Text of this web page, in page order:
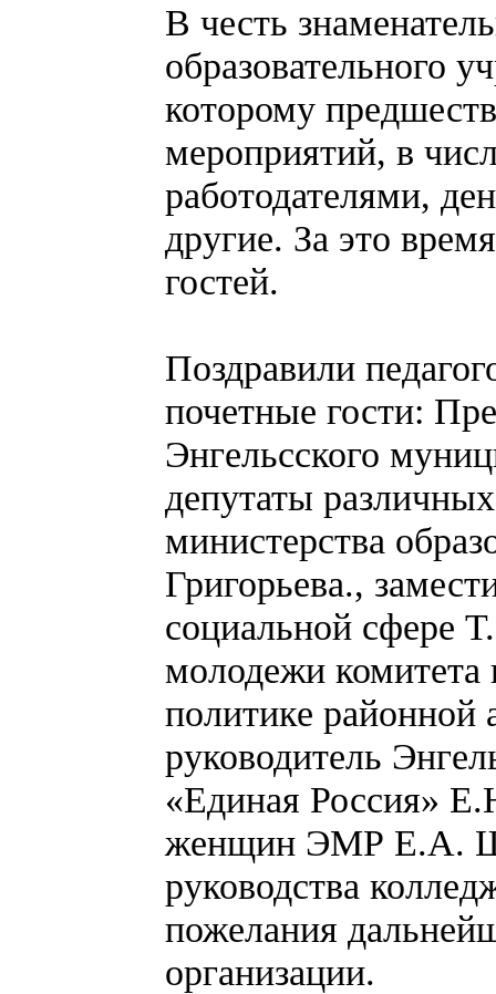
В честь
образовательного
которому
мероприятий, в
работодателями,
другие. За это
гостей.
Поздравили
почетные гости:
Энгельсского
депутаты
министерства
Григорьева.,
социальной сфере
молодежи
политике
руководитель
«Единая Россия»
женщин ЭМР Е.А.
руководства
пожелания
организации.